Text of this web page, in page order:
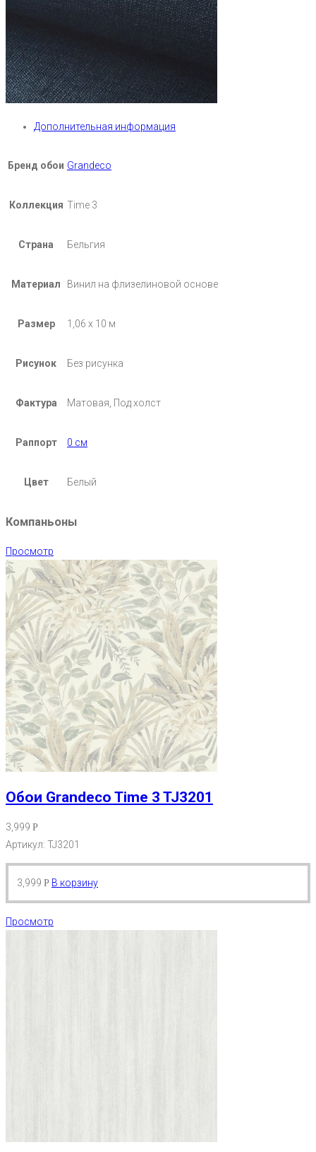
Дополнительная информация
Бренд обои Grandeco
Коллекция Time 3
Страна Бельгия
Материал Винил на флизелиновой основе
Размер 1,06 х 10 м
Рисунок Без рисунка
Фактура Матовая, Под холст
Раппорт 0 см
Цвет Белый
Компаньоны
Просмотр
Обои Grandeco Time 3 TJ3201
3,999 Р
Артикул: TJ3201
3,999 Р В корзину
Просмотр